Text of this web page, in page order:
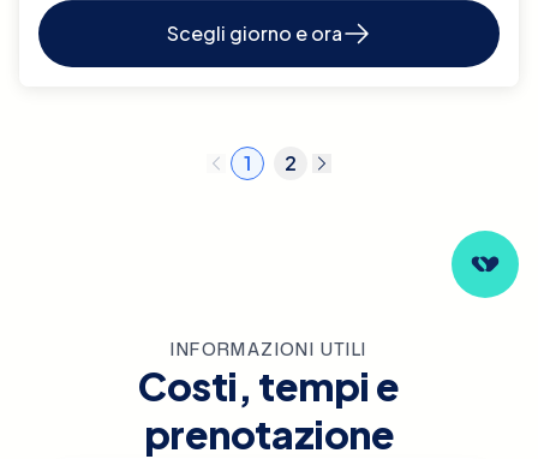
Scegli giorno e ora
1 2
INFORMAZIONI UTILI
Costi, tempi e
prenotazione